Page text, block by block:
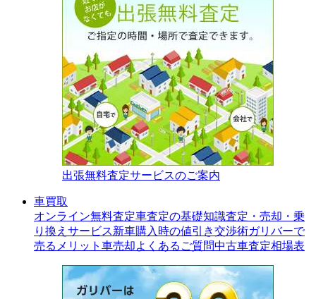
出張無料査定サービスのご案内
車買取
オンライン無料査定車査定の基礎知識査定・売却・乗
り換えサービス新車購入時の値引き交渉術ガリバーで
売るメリット 車売却よくあるご質問中古車査定相場表